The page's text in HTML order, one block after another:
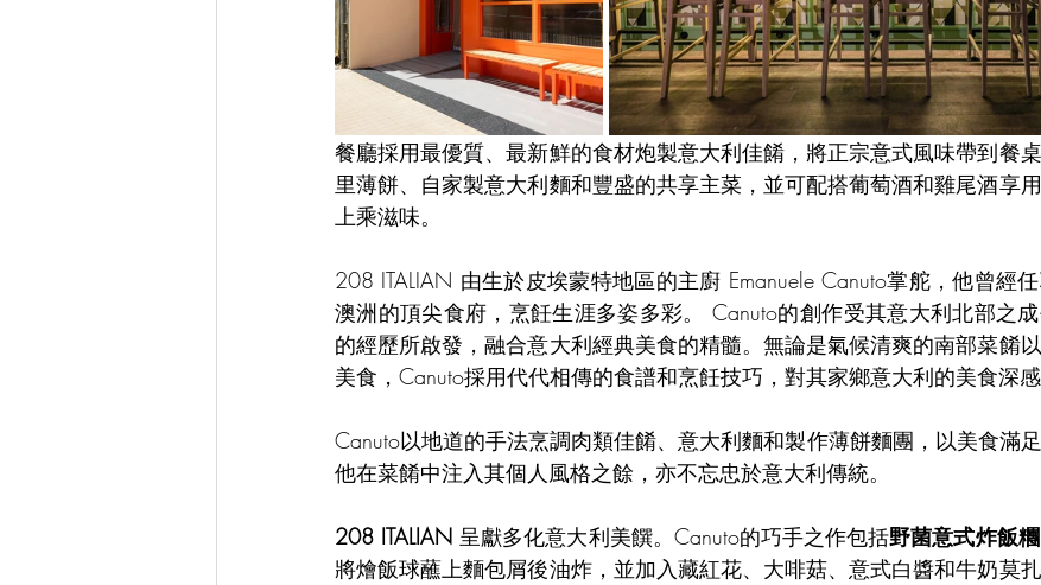
餐廳採用最優質、最新鮮的食材炮製意大利佳餚，將正宗意式風味帶到餐
里薄餅、自家製意大利麵和豐盛的共享主菜，並可配搭葡萄酒和雞尾酒享
上乘滋味。
208 ITALIAN 由生於皮埃蒙特地區的主廚 Emanuele Canuto掌舵，他曾經
澳洲的頂尖食府，烹飪生涯多姿多彩。 Canuto的創作受其意大利北部之
的經歷所啟發，融合意大利經典美食的精髓。無論是氣候清爽的南部菜餚
美食，Canuto採用代代相傳的食譜和烹飪技巧，對其家鄉意大利的美食深感
Canuto以地道的手法烹調肉類佳餚、意大利麵和製作薄餅麵團，以美食滿足
他在菜餚中注入其個人風格之餘，亦不忘忠於意大利傳統。
208 ITALIAN 呈獻多化意大利美饌。Canuto的巧手之作包括野菌意式炸飯糰
將燴飯球蘸上麵包屑後油炸，並加入藏紅花、大啡菇、意式白醬和牛奶莫